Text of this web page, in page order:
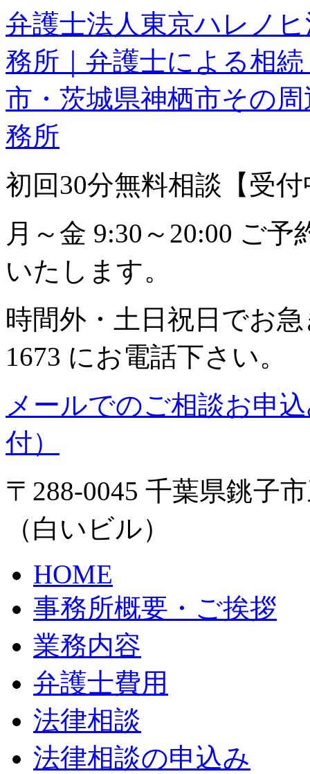
弁護士法人東京ハレノ
務所｜弁護士による相
市・茨城県神栖市その
務所
初回30分無料相談【受付
月～金 9:30～20:00 ご
いたします。
時間外・土日祝日でお
1673 にお電話下さい。
メールでのご相談お申
付）
〒288-0045 千葉県銚子
（白いビル）
HOME
事務所概要・ご挨拶
業務内容
弁護士費用
法律相談
法律相談の申込み